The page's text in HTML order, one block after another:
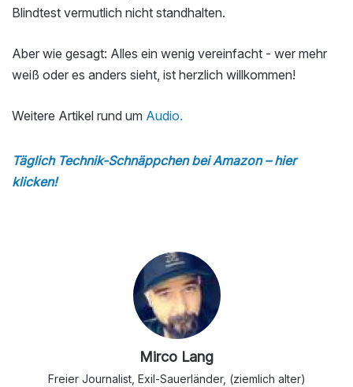
Blindtest vermutlich nicht standhalten.
Aber wie gesagt: Alles ein wenig vereinfacht - wer mehr
weiß oder es anders sieht, ist herzlich willkommen!
Weitere Artikel rund um Audio.
Täglich Technik-Schnäppchen bei Amazon – hier
klicken!
Mirco Lang
Freier Journalist, Exil-Sauerländer, (ziemlich alter)